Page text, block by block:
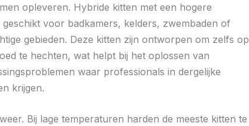
opleveren. Hybride kitten met een hogere
voor badkamers, kelders, zwembaden of
gebieden. Deze kitten zijn ontworpen om zelfs op
te hechten, wat helpt bij het oplossen van
waar professionals in dergelijke
krijgen.
Bij lage temperaturen harden de meeste kitten te